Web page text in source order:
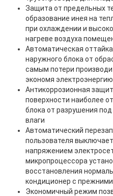
Защита от предельных
образование инея на
при охлаждении и
нагреве воздуха
Автоматическая
наружного блока от
самым потери
экономя электроэнергию
Антикоррозионная
поверхности наиболее
блока от разрушения
влаги
Автоматический
пользователя
напряжением
микропроцессора
восстановления
кондиционер с
Экономичный режим